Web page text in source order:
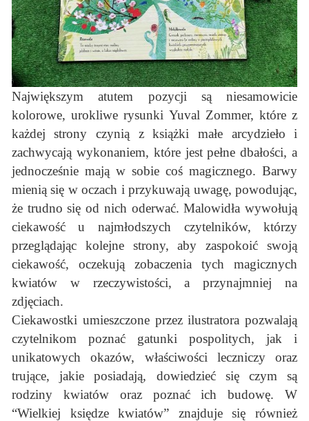
Największym atutem pozycji są niesamowicie
kolorowe, urokliwe rysunki Yuval Zommer, które z
każdej strony czynią z książki małe arcydzieło i
zachwycają wykonaniem, które jest pełne dbałości, a
jednocześnie mają w sobie coś magicznego. Barwy
mienią się w oczach i przykuwają uwagę, powodując,
że trudno się od nich oderwać. Malowidła wywołują
ciekawość u najmłodszych czytelników, którzy
przeglądając kolejne strony, aby zaspokoić swoją
ciekawość, oczekują zobaczenia tych magicznych
kwiatów w rzeczywistości, a przynajmniej na
zdjęciach.
Ciekawostki umieszczone przez ilustratora pozwalają
czytelnikom poznać gatunki pospolitych, jak i
unikatowych okazów, właściwości leczniczy oraz
trujące, jakie posiadają, dowiedzieć się czym są
rodziny kwiatów oraz poznać ich budowę. W
“Wielkiej księdze kwiatów” znajduje się również